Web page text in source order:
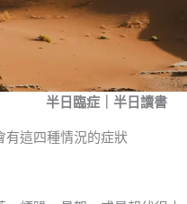
半日臨症｜半日讀書
有這四種情況的症狀